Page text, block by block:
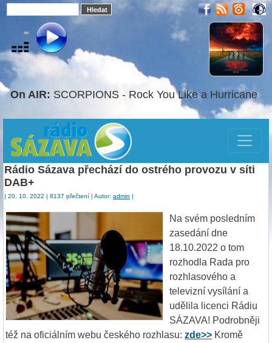
On AIR: SCORPIONS - Rock You Like a Hurricane
Rádio Sázava přechází do ostrého provozu v síti
DAB+
| 20. 10. 2022 | 8137 přečtení | Autor: admin |
Na svém posledním
zasedání dne
18.10.2022 o tom
rozhodla Rada pro
rozhlasového a
televizní vysílání a
udělila licenci Rádiu
SÁZAVA! Podrobněji
též na oficiálním webu českého rozhlasu: zde>> Kromě